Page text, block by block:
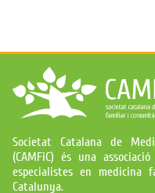
Societat Catalana de
(CAMFiC) és una
especialistes en
Catalunya.